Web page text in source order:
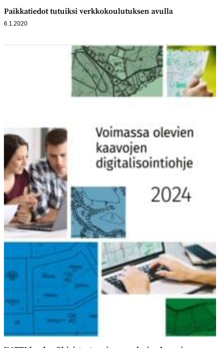
Paikkatiedot tutuiksi verkkokoulutuksen avulla
6.1.2020